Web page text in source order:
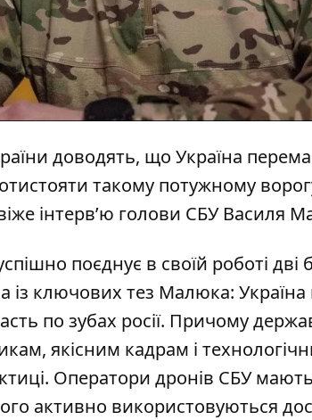
доводять, що Україна
такому потужному
інтерв’ю голови СБУ Василя
поєднує в своїй роботі дві
із ключових тез Малюка:
по зубах росії. Причому
якісним кадрам і
Оператори дронів СБУ
активно використовуються